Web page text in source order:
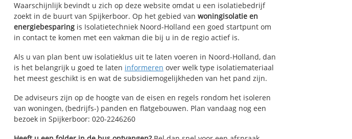
Waarschijnlijk bevindt u zich op deze website omdat u een isolatiebedrijf
zoekt in de buurt van Spijkerboor. Op het gebied van woningisolatie en
energiebesparing is Isolatietechniek Noord-Holland een goed startpunt om
in contact te komen met een vakman die bij u in de regio actief is.
Als u van plan bent uw isolatieklus uit te laten voeren in Noord-Holland, dan
is het belangrijk u goed te laten informeren over welk type isolatiemateriaal
het meest geschikt is en wat de subsidiemogelijkheden van het pand zijn.
De adviseurs zijn op de hoogte van de eisen en regels rondom het isoleren
van woningen, (bedrijfs-) panden en flatgebouwen. Plan vandaag nog een
bezoek in Spijkerboor: 020-2246260